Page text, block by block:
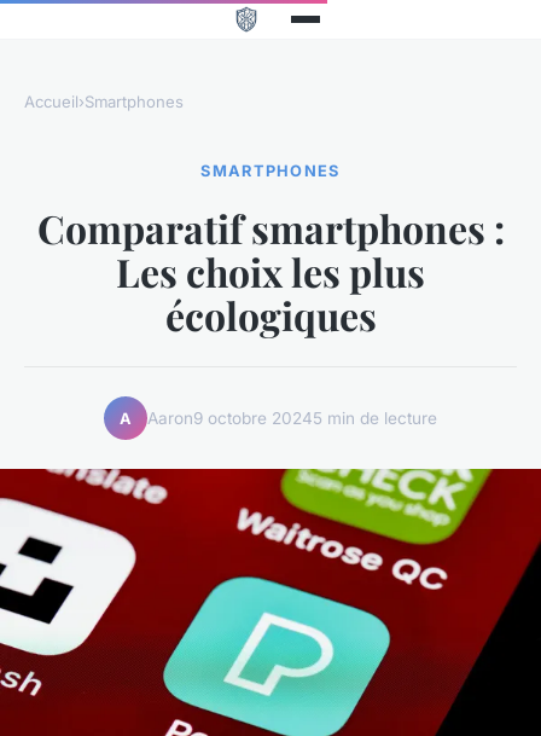
Accueil›Smartphones
SMARTPHONES
Comparatif smartphones :
Les choix les plus
écologiques
A Aaron9 octobre 20245 min de lecture